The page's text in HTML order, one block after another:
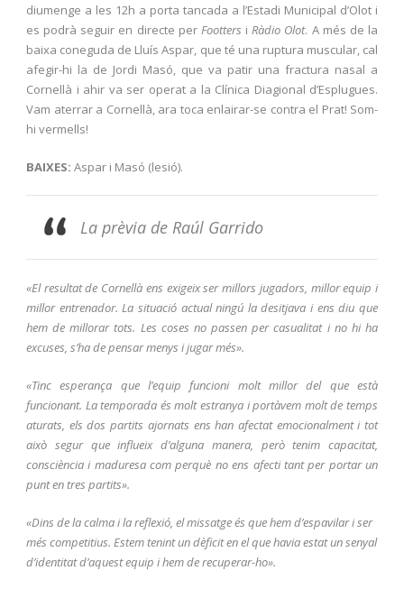
diumenge a les 12h a porta tancada a l’Estadi Municipal d’Olot i
es podrà seguir en directe per Footters iRàdio Olot. A més de la
baixa coneguda de Lluís Aspar, que té una ruptura muscular, cal
afegir-hi la de Jordi Masó, que va patir una fractura nasal a
Cornellà i ahir va ser operat a la Clínica Diagional d’Esplugues.
Vam aterrar a Cornellà, ara toca enlairar-se contra el Prat! Som-
hi vermells!
BAIXES: Aspar i Masó (lesió).
La prèvia de Raúl Garrido
«El resultat de Cornellà ens exigeix ser millors jugadors, millor equip i
millor entrenador. La situació actual ningú la desitjava i ens diu que
hem de millorar tots. Les coses no passen per casualitat i no hi ha
excuses, s’ha de pensar menys i jugar més».
«Tinc esperança que l’equip funcioni molt millor del que està
funcionant. La temporada és molt estranya i portàvem molt de temps
aturats, els dos partits ajornats ens han afectat emocionalment i tot
això segur que influeix d’alguna manera, però tenim capacitat,
consciència i maduresa com perquè no ens afecti tant per portar un
punt en tres partits».
«Dins de la calma i la reflexió, el missatge és que hem d’espavilar i ser
més competitius. Estem tenint un dèficit en el que havia estat un senyal
d’identitat d’aquest equip i hem de recuperar-ho».